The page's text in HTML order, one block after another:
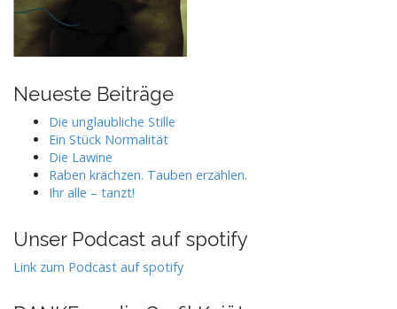
Neueste Beiträge
Die unglaubliche Stille
Ein Stück Normalität
Die Lawine
Raben krächzen. Tauben erzählen.
Ihr alle – tanzt!
Unser Podcast auf spotify
Link zum Podcast auf spotify